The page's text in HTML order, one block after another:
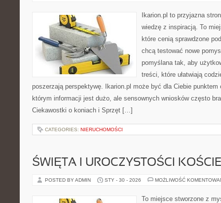
Ikarion.pl to przyjazna
wiedzę z inspiracją. To
które cenią sprawdzone
chcą testować nowe
pomyślana tak, aby
treści, które ułatwiają
poszerzają perspektywę. Ikarion.pl może być dla Ciebie punktem
którym informacji jest dużo, ale sensownych wniosków często
Ciekawostki o koniach i Sprzęt […]
CATEGORIES: NIERUCHOMOŚCI
ŚWIĘTA I UROCZYSTOŚCI
POSTED BY ADMIN STY - 30 - 2026 MOŻLIWOŚĆ
To miejsce stworzone z